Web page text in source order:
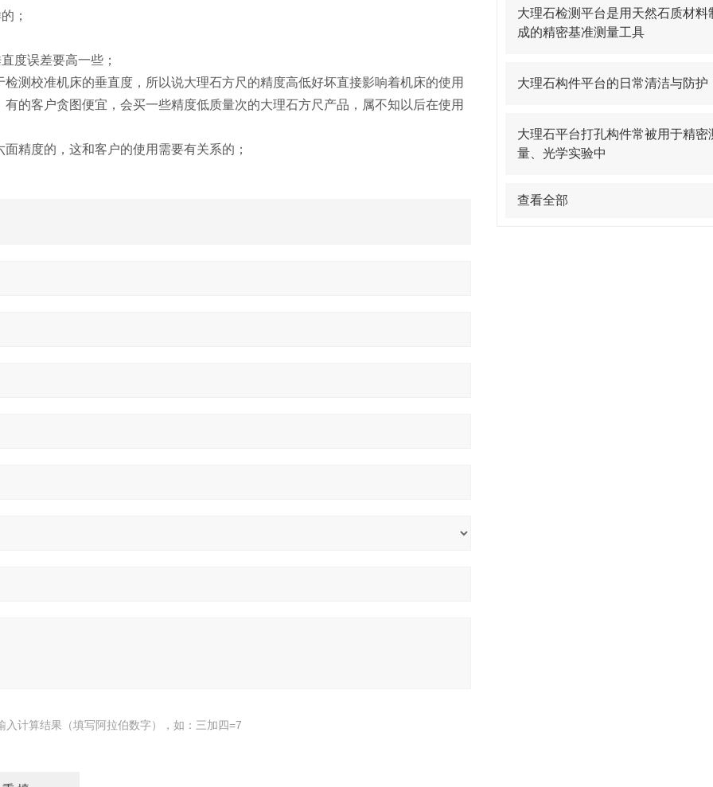
；
度误差要高一些；
校准机床的垂直度，所以说大理石方尺的精度高低好坏直接影响着机床的使用
的客户贪图便宜，会买一些精度低质量次的大理石方尺产品，属不知以后在使用
精度的，这和客户的使用需要有关系的；
入计算结果（填写阿拉伯数字），如：三加四=7
大理石检测平台是用天然石质材料
成的精密基准测量工具
大理石构件平台的日常清洁与防护
大理石平台打孔构件常被用于精密
量、光学实验中
查看全部